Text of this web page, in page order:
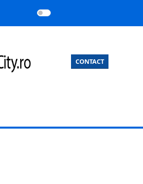
CONTACT